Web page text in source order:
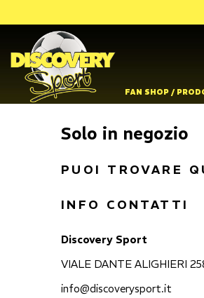
FAN SHOP /
Solo in negozio
PUOI TROVARE
INFO CONTATTI
Discovery Sport
VIALE DANTE ALIGHIERI
info@discoverysport.it